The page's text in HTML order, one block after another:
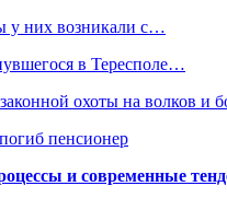
у них возникали с…
в Тересполе…
охоты на волков и
пенсионер
и современные